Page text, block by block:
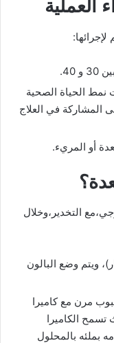
العملية
نمط الحياة الصحية
المشاركة في العلاج
أو المريء.
التخدير،وخلال
ويتم وضع البالون
مرن مع كاميرا
الكاميرا
بملئه بالمحلول